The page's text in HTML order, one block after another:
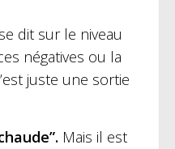
dit sur le niveau
négatives ou la
juste une sortie
Mais il est